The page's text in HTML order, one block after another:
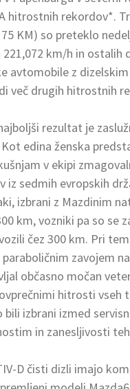
hitrostnih rekordov*.
KM) so preteklo
km/h in ostalih
avtomobile z
več drugih hitrostnih
rezultat je
edina ženska
v ekipi
sedmih evropskih
izbrani z Mazdinim
km, vozniki pa so se
čez 300 km. Pri
zavojem
občasno močan
hitrosti vseh
izbrani izmed
in zanesljivosti
D čisti dizli imajo